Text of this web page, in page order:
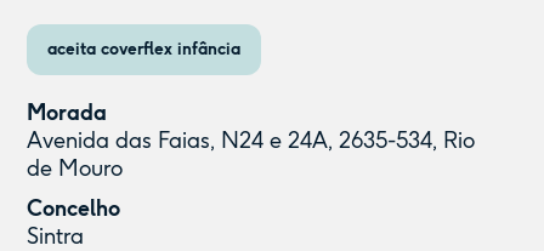
aceita coverflex infância
Morada
Avenida das Faias, N24 e 24A, 2635-534, Rio
de Mouro
Concelho
Sintra